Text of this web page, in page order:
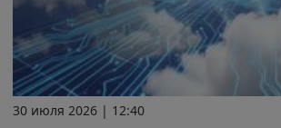
30 июля 2026 | 12:40